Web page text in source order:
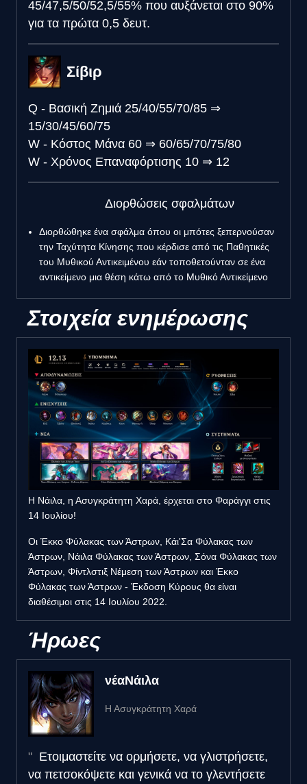
45/47,5/50/52,5/55% που αυξάνεται στο 90%
για τα πρώτα 0,5 δευτ.
Σίβιρ
Q - Βασική Ζημιά 25/40/55/70/85 ⇒
15/30/45/60/75
W - Κόστος Μάνα 60 ⇒ 60/65/70/75/80
W - Χρόνος Επαναφόρτισης 10 ⇒ 12
Διορθώσεις σφαλμάτων
Διορθώθηκε ένα σφάλμα όπου οι μπότες ξεπερνούσαν
την Ταχύτητα Κίνησης που κέρδισε από τις Παθητικές
του Μυθικού Αντικειμένου εάν τοποθετούνταν σε ένα
αντικείμενο μια θέση κάτω από το Μυθικό Αντικείμενο
Στοιχεία ενημέρωσης
Η Νάιλα, η Ασυγκράτητη Χαρά, έρχεται στο Φαράγγι στις
14 Ιουλίου!
Οι Έκκο Φύλακας των Άστρων, Κάι'Σα Φύλακας των
Άστρων, Νάιλα Φύλακας των Άστρων, Σόνα Φύλακας των
Άστρων, Φίντλστιξ Νέμεση των Άστρων και Έκκο
Φύλακας των Άστρων - Έκδοση Κύρους θα είναι
διαθέσιμοι στις 14 Ιουλίου 2022.
Ήρωες
νέαΝάιλα
Η Ασυγκράτητη Χαρά
Ετοιμαστείτε να ορμήσετε, να γλιστρήσετε,
να πετσοκόψετε και γενικά να το γλεντήσετε